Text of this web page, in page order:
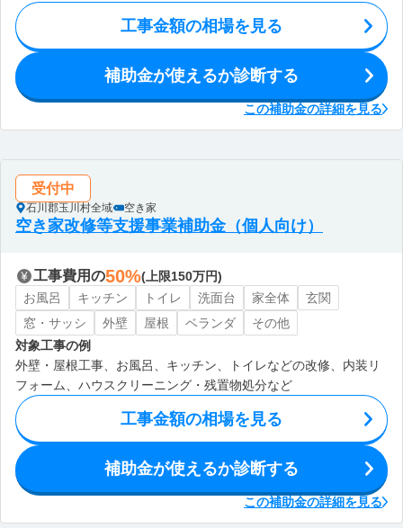
工事金額の相場を見る
補助金が使えるか診断する
この補助金の詳細を見る
受付中
石川郡玉川村全域 空き家
空き家改修等支援事業補助金（個人向け）
工事費用の50%(上限150万円)
お風呂
キッチン トイレ 洗面台 家全体
玄関
窓・サッシ
外壁 屋根 ベランダ
その他
対象工事の例
外壁・屋根工事、お風呂、キッチン、トイレなどの改修、内装リ
フォーム、ハウスクリーニング・残置物処分など
工事金額の相場を見る
補助金が使えるか診断する
この補助金の詳細を見る